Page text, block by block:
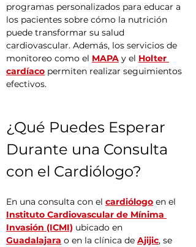
programas personalizados para educar a
los pacientes sobre cómo la nutrición
puede transformar su salud
cardiovascular. Además, los servicios de
monitoreo como el MAPA y el Holter
cardíaco permiten realizar seguimientos
efectivos.
¿Qué Puedes Esperar
Durante una Consulta
con el Cardiólogo?
En una consulta con el cardiólogo en el
Instituto Cardiovascular de Mínima
Invasión (ICMI) ubicado en
Guadalajara o en la clínica de Ajijic, se